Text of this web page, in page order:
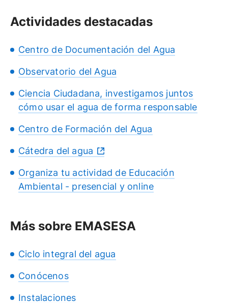
Actividades destacadas
Centro de Documentación del Agua
Observatorio del Agua
Ciencia Ciudadana, investigamos juntos
cómo usar el agua de forma responsable
Centro de Formación del Agua
Cátedra del agua
Organiza tu actividad de Educación
Ambiental - presencial y online
Más sobre EMASESA
Ciclo integral del agua
Conócenos
Instalaciones